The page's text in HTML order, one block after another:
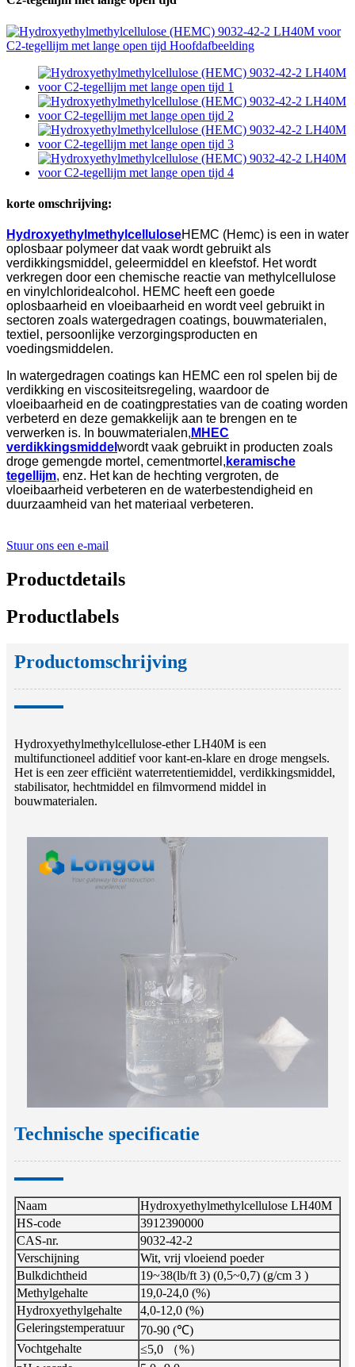
korte omschrijving:
HydroxyethylmethylcelluloseHEMC (Hemc) is een in water
oplosbaar polymeer dat vaak wordt gebruikt als
verdikkingsmiddel, geleermiddel en kleefstof. Het wordt
verkregen door een chemische reactie van methylcellulose
en vinylchloridealcohol. HEMC heeft een goede
oplosbaarheid en vloeibaarheid en wordt veel gebruikt in
sectoren zoals watergedragen coatings, bouwmaterialen,
textiel, persoonlijke verzorgingsproducten en
voedingsmiddelen.
In watergedragen coatings kan HEMC een rol spelen bij de
verdikking en viscositeitsregeling, waardoor de
vloeibaarheid en de coatingprestaties van de coating worden
verbeterd en deze gemakkelijk aan te brengen en te
verwerken is. In bouwmaterialen, MHEC
verdikkingsmiddel wordt vaak gebruikt in producten zoals
droge gemengde mortel, cementmortel, keramische
tegellijm, enz. Het kan de hechting vergroten, de
vloeibaarheid verbeteren en de waterbestendigheid en
duurzaamheid van het materiaal verbeteren.
Stuur ons een e-mail
Productdetails
Productlabels
Productomschrijving
Hydroxyethylmethylcellulose-ether LH40M is een
multifunctioneel additief voor kant-en-klare en droge mengsels.
Het is een zeer efficiënt waterretentiemiddel, verdikkingsmiddel,
stabilisator, hechtmiddel en filmvormend middel in
bouwmaterialen.
Technische specificatie
Naam
Hydroxyethylmethylcellulose LH40M
HS-code
3912390000
CAS-nr.
9032-42-2
Verschijning
Wit, vrij vloeiend poeder
Bulkdichtheid
19~38(lb/ft 3) (0,5~0,7) (g/cm 3 )
Methylgehalte
19,0-24,0 (%)
Hydroxyethylgehalte
4,0-12,0 (%)
Geleringstemperatuur
70-90 (℃)
Vochtgehalte
≤5,0 （%）